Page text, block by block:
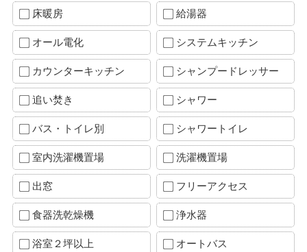
床暖房 給湯器
オール電化 システムキッチン
カウンターキッチン シャンプードレッサー
追い焚き シャワー
バス・トイレ別 シャワートイレ
室内洗濯機置場 洗濯機置場
出窓 フリーアクセス
食器洗乾燥機 浄水器
浴室２坪以上 オートバス